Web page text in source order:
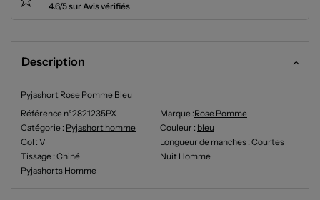
4.6/5 sur Avis vérifiés
Description
Pyjashort Rose Pomme Bleu
Référence n°2821235PX
Marque :Rose Pomme
Catégorie : Pyjashort homme Couleur : bleu
Col : V Longueur de manches : Courtes
Tissage : Chiné
Nuit Homme
Pyjashorts Homme